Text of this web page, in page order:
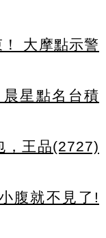
大摩點示警
星點名台積
，王品(2727)
腹就不見了!